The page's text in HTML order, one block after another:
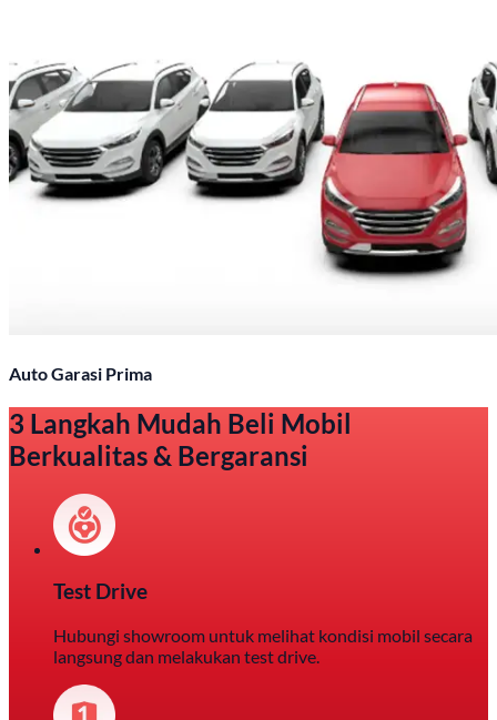
Auto Garasi Prima
3 Langkah Mudah Beli Mobil
Berkualitas & Bergaransi
Test Drive
Hubungi showroom untuk melihat kondisi mobil secara
langsung dan melakukan test drive.